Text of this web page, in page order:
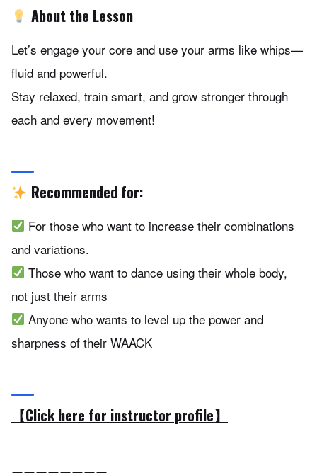
About the Lesson
Let’s engage your core and use your arms like whips—
fluid and powerful.
Stay relaxed, train smart, and grow stronger through
each and every movement!
Recommended for:
For those who want to increase their combinations
and variations.
Those who want to dance using their whole body,
not just their arms
Anyone who wants to level up the power and
sharpness of their WAACK
【Click here for instructor profile】